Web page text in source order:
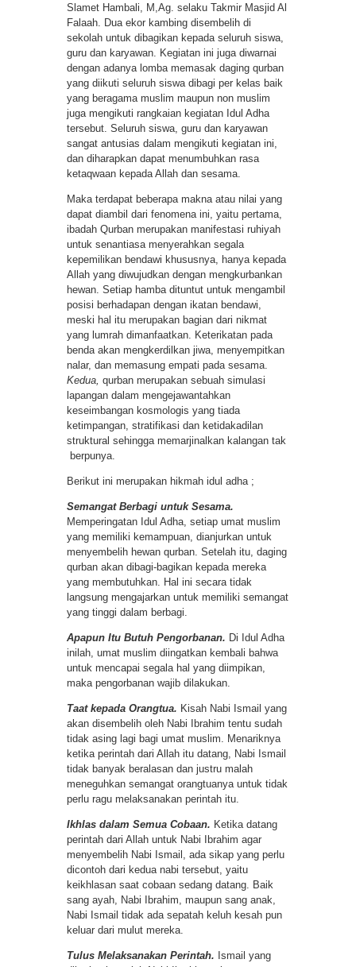
Slamet Hambali, M,Ag. selaku Takmir Masjid Al
Falaah. Dua ekor kambing disembelih di
sekolah untuk dibagikan kepada seluruh siswa,
guru dan karyawan. Kegiatan ini juga diwarnai
dengan adanya lomba memasak daging qurban
yang diikuti seluruh siswa dibagi per kelas baik
yang beragama muslim maupun non muslim
juga mengikuti rangkaian kegiatan Idul Adha
tersebut. Seluruh siswa, guru dan karyawan
sangat antusias dalam mengikuti kegiatan ini,
dan diharapkan dapat menumbuhkan rasa
ketaqwaan kepada Allah dan sesama.
Maka terdapat beberapa makna atau nilai yang
dapat diambil dari fenomena ini, yaitu pertama,
ibadah Qurban merupakan manifestasi ruhiyah
untuk senantiasa menyerahkan segala
kepemilikan bendawi khususnya, hanya kepada
Allah yang diwujudkan dengan mengkurbankan
hewan. Setiap hamba dituntut untuk mengambil
posisi berhadapan dengan ikatan bendawi,
meski hal itu merupakan bagian dari nikmat
yang lumrah dimanfaatkan. Keterikatan pada
benda akan mengkerdilkan jiwa, menyempitkan
nalar, dan memasung empati pada sesama.
Kedua, qurban merupakan sebuah simulasi
lapangan dalam mengejawantahkan
keseimbangan kosmologis yang tiada
ketimpangan, stratifikasi dan ketidakadilan
struktural sehingga memarjinalkan kalangan tak
berpunya.
Berikut ini merupakan hikmah idul adha ;
Semangat Berbagi untuk Sesama.
Memperingatan Idul Adha, setiap umat muslim
yang memiliki kemampuan, dianjurkan untuk
menyembelih hewan qurban. Setelah itu, daging
qurban akan dibagi-bagikan kepada mereka
yang membutuhkan. Hal ini secara tidak
langsung mengajarkan untuk memiliki semangat
yang tinggi dalam berbagi.
Apapun Itu Butuh Pengorbanan. Di Idul Adha
inilah, umat muslim diingatkan kembali bahwa
untuk mencapai segala hal yang diimpikan,
maka pengorbanan wajib dilakukan.
Taat kepada Orangtua. Kisah Nabi Ismail yang
akan disembelih oleh Nabi Ibrahim tentu sudah
tidak asing lagi bagi umat muslim. Menariknya
ketika perintah dari Allah itu datang, Nabi Ismail
tidak banyak beralasan dan justru malah
meneguhkan semangat orangtuanya untuk tidak
perlu ragu melaksanakan perintah itu.
Ikhlas dalam Semua Cobaan. Ketika datang
perintah dari Allah untuk Nabi Ibrahim agar
menyembelih Nabi Ismail, ada sikap yang perlu
dicontoh dari kedua nabi tersebut, yaitu
keikhlasan saat cobaan sedang datang. Baik
sang ayah, Nabi Ibrahim, maupun sang anak,
Nabi Ismail tidak ada sepatah keluh kesah pun
keluar dari mulut mereka.
Tulus Melaksanakan Perintah. Ismail yang